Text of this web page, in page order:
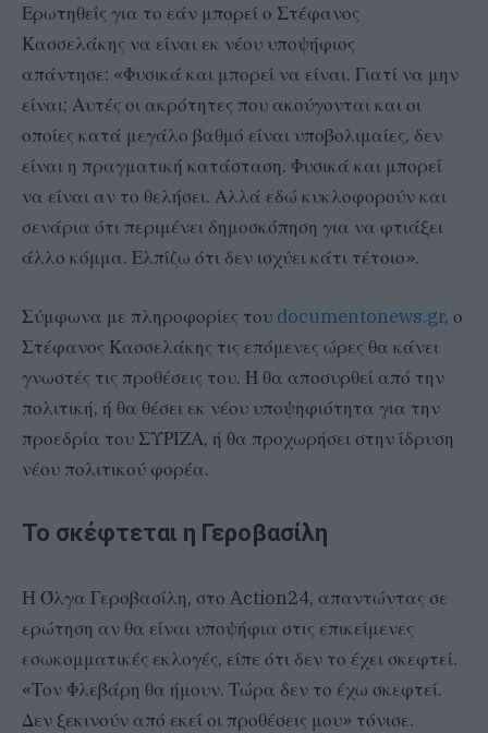
Ερωτηθείς για το εάν μπορεί ο Στέφανος
Κασσελάκης να είναι εκ νέου υποψήφιος
απάντησε: «Φυσικά και μπορεί να είναι. Γιατί να μην
είναι; Αυτές οι ακρότητες που ακούγονται και οι
οποίες κατά μεγάλο βαθμό είναι υποβολιμαίες, δεν
είναι η πραγματική κατάσταση. Φυσικά και μπορεί
να είναι αν το θελήσει. Αλλά εδώ κυκλοφορούν και
σενάρια ότι περιμένει δημοσκόπηση για να φτιάξει
άλλο κόμμα. Ελπίζω ότι δεν ισχύει κάτι τέτοιο».
Σύμφωνα με πληροφορίες του documentonews.gr, ο
Στέφανος Κασσελάκης τις επόμενες ώρες θα κάνει
γνωστές τις προθέσεις του. Ή θα αποσυρθεί από την
πολιτική, ή θα θέσει εκ νέου υποψηφιότητα για την
προεδρία του ΣΥΡΙΖΑ, ή θα προχωρήσει στην ίδρυση
νέου πολιτικού φορέα.
Το σκέφτεται η Γεροβασίλη
H Όλγα Γεροβασίλη, στο Action24, απαντώντας σε
ερώτηση αν θα είναι υποψήφια στις επικείμενες
εσωκομματικές εκλογές, είπε ότι δεν το έχει σκεφτεί.
«Τον Φλεβάρη θα ήμουν. Τώρα δεν το έχω σκεφτεί.
Δεν ξεκινούν από εκεί οι προθέσεις μου» τόνισε.